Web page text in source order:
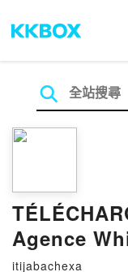
Agence
itijabachexa